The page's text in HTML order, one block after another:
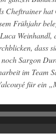
Cheftrainer
Frühjahr
dass
Sargon
im Team
für ein